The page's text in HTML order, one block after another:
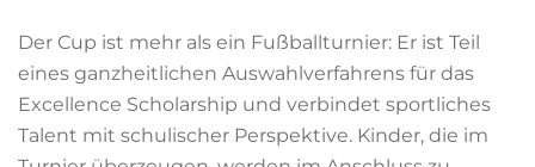
Der Cup ist mehr als ein Fußballturnier: Er ist Teil
eines ganzheitlichen Auswahlverfahrens für das
Excellence Scholarship und verbindet sportliches
Talent mit schulischer Perspektive. Kinder, die im